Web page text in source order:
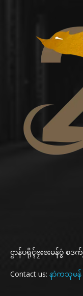
ဌာန်ပရိုၚ်ဗၠးၜးမန်ဝွံ စ
Contact us: နာဲကသုမန်